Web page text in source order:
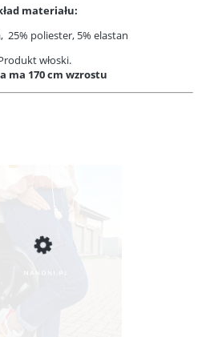
materiału:
25% poliester, 5% elastan
włoski.
ma 170 cm wzrostu